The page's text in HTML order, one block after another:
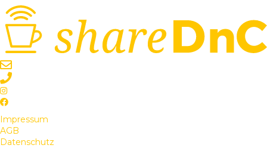
Impressum
AGB
Datenschutz